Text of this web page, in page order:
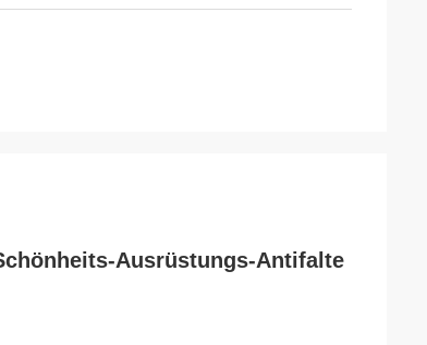
Ausrüstungs-Antifalte